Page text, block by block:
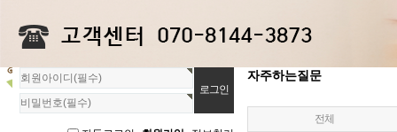
회
원
로
자주하는질문
전체